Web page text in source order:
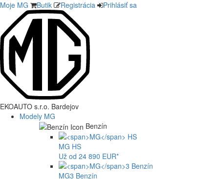
Moje MG Butik Registrácia Prihlásiť sa
EKOAUTO s.r.o. Bardejov
Modely MG
Benzín
MG HS
Už od 24 890 EUR*
MG3 Benzín